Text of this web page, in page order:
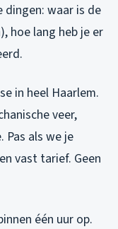
dingen: waar is de
hoe lang heb je er
in heel Haarlem.
veer,
Pas als we je
vast tarief. Geen
één uur op.